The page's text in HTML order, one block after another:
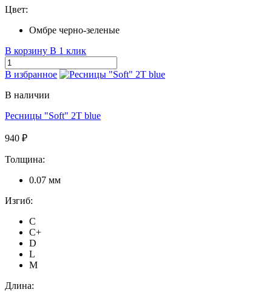
Цвет:
Омбре черно-зеленые
В корзину В 1 клик
В избранное
В наличии
Ресницы "Soft" 2T blue
940 ₽
Толщина:
0.07 мм
Изгиб:
C
C+
D
L
M
Длина: